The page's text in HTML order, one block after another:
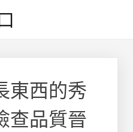
東西的秀
查品質晉